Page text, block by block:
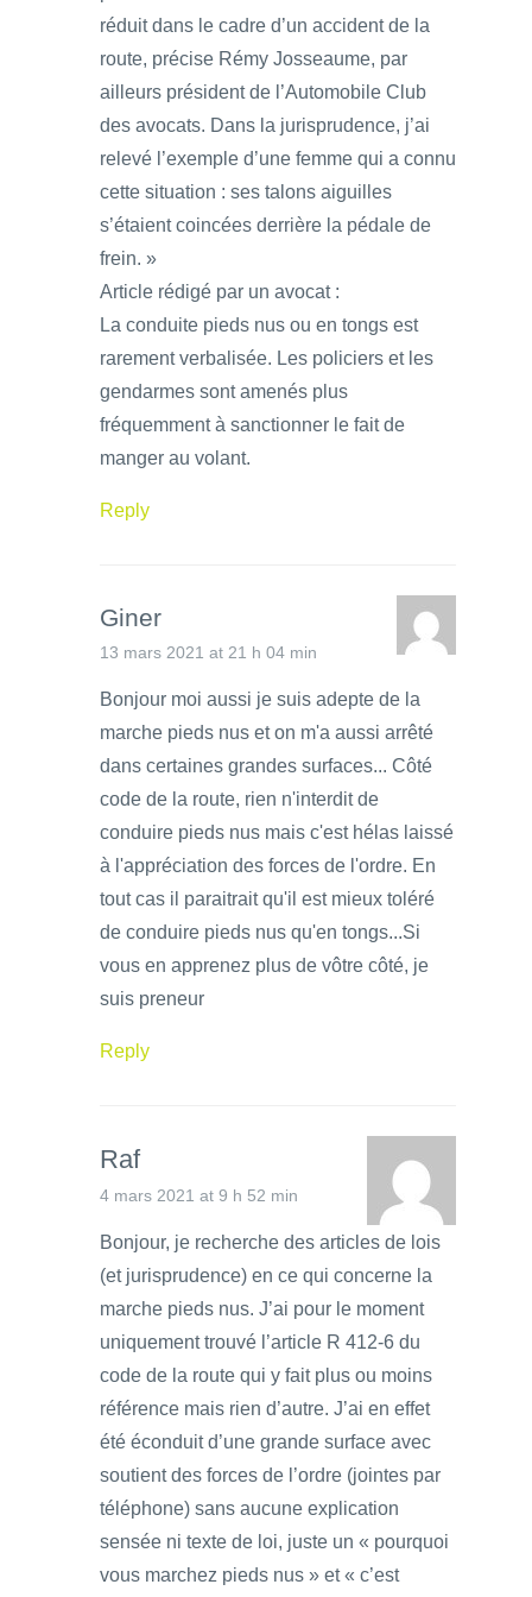
réduit dans le cadre d’un accident de la
route, précise Rémy Josseaume, par
ailleurs président de l’Automobile Club
des avocats. Dans la jurisprudence, j’ai
relevé l’exemple d’une femme qui a connu
cette situation : ses talons aiguilles
s’étaient coincées derrière la pédale de
frein. »
Article rédigé par un avocat :
La conduite pieds nus ou en tongs est
rarement verbalisée. Les policiers et les
gendarmes sont amenés plus
fréquemment à sanctionner le fait de
manger au volant.
Reply
Giner
13 mars 2021 at 21 h 04 min
Bonjour moi aussi je suis adepte de la
marche pieds nus et on m'a aussi arrêté
dans certaines grandes surfaces... Côté
code de la route, rien n'interdit de
conduire pieds nus mais c'est hélas laissé
à l'appréciation des forces de l'ordre. En
tout cas il paraitrait qu'il est mieux toléré
de conduire pieds nus qu'en tongs...Si
vous en apprenez plus de vôtre côté, je
suis preneur
Reply
Raf
4 mars 2021 at 9 h 52 min
Bonjour, je recherche des articles de lois
(et jurisprudence) en ce qui concerne la
marche pieds nus. J’ai pour le moment
uniquement trouvé l’article R 412-6 du
code de la route qui y fait plus ou moins
référence mais rien d’autre. J’ai en effet
été éconduit d’une grande surface avec
soutient des forces de l’ordre (jointes par
téléphone) sans aucune explication
sensée ni texte de loi, juste un « pourquoi
vous marchez pieds nus » et « c’est